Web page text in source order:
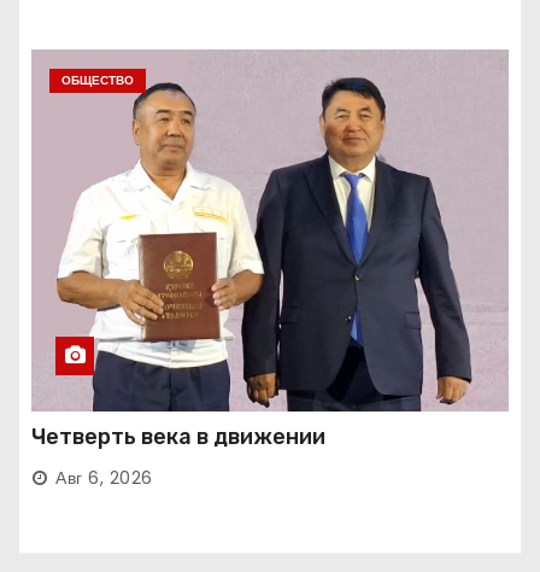
ОБЩЕСТВО
Четверть века в движении
Авг 6, 2026